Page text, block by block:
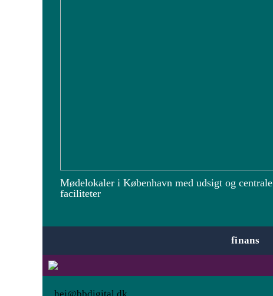
Mødelokaler i København med udsigt og centrale
faciliteter
finans
hej@bbdigital.dk